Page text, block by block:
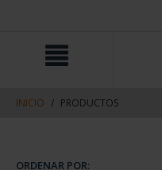
contenido
navegacin
INICIO PRODUCTOS
ORDENAR POR: